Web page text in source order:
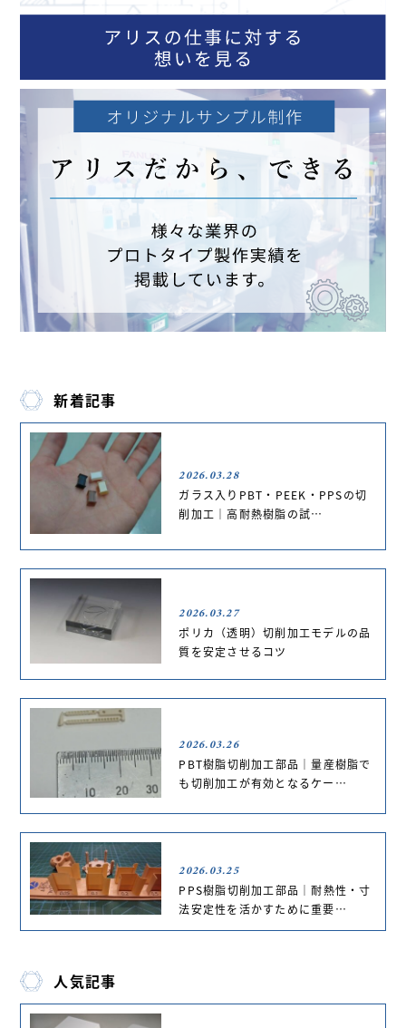
新着記事
2026.03.28
ガラス入りPBT・PEEK・PPSの切
削加工｜高耐熱樹脂の試…
2026.03.27
ポリカ（透明）切削加工モデルの品
質を安定させるコツ
2026.03.26
PBT樹脂切削加工部品｜量産樹脂で
も切削加工が有効となるケー…
2026.03.25
PPS樹脂切削加工部品｜耐熱性・寸
法安定性を活かすために重要…
人気記事